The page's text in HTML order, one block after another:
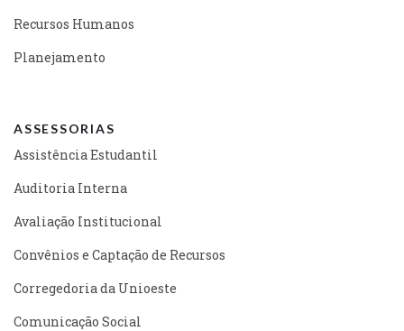
Recursos Humanos
Planejamento
ASSESSORIAS
Assistência Estudantil
Auditoria Interna
Avaliação Institucional
Convênios e Captação de Recursos
Corregedoria da Unioeste
Comunicação Social